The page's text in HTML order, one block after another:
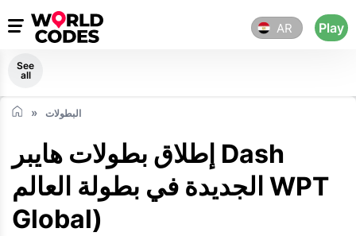
AR Play
See
all
البطولات
إطلاق بطولات هايبر Dash
الجديدة في بطولة العالم WPT
Global)